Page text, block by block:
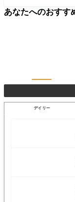
デイリー
あなたへのおすす